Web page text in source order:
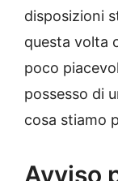
disposizioni
questa volta
poco
possesso di
cosa stiamo
Avviso